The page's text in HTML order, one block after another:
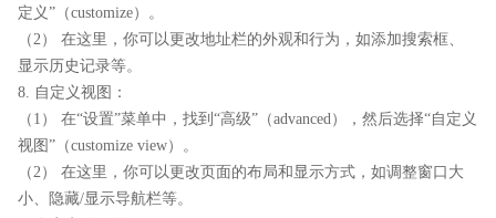
定义”（customize）。
（2） 在这里，你可以更改地址栏的外观和行为，如添加搜索框、
显示历史记录等。
8. 自定义视图：
（1） 在“设置”菜单中，找到“高级”（advanced），然后选择“自定义
视图”（customize view）。
（2） 在这里，你可以更改页面的布局和显示方式，如调整窗口大
小、隐藏/显示导航栏等。